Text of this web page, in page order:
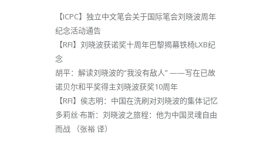
【ICPC】独立中文笔会关于国际笔会刘晓波周年
纪念活动通告
【RFI】刘晓波获诺奖十周年巴黎揭幕铁椅LXB纪
念
胡平：解读刘晓波的“我没有敌人” ——写在已故
诺贝尔和平奖得主刘晓波获奖10周年
【RFI】侯志明：中国在洗刷对刘晓波的集体记忆
多莉丝·布斯：刘晓波之旅程：他为中国灵魂自由
而战 （张裕 译）